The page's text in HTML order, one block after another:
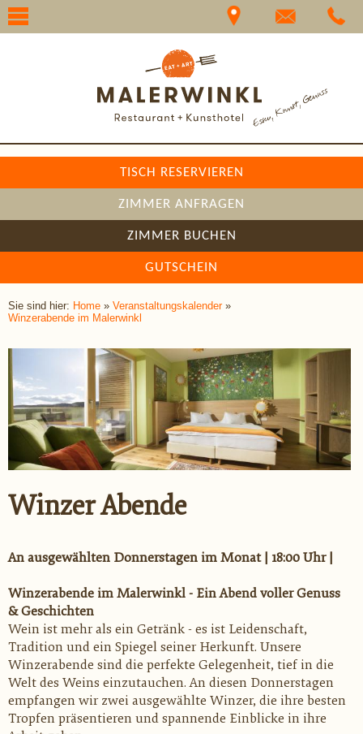
☰
TISCH RESERVIEREN
ZIMMER ANFRAGEN
ZIMMER BUCHEN
GUTSCHEIN
Sie sind hier: Home » Veranstaltungskalender»
Winzerabende im Malerwinkl
Winzer Abende
An ausgewählten Donnerstagen im Monat | 18:00 Uhr |
Winzerabende im Malerwinkl - Ein Abend voller Genuss
& Geschichten
Wein ist mehr als ein Getränk - es ist Leidenschaft,
Tradition und ein Spiegel seiner Herkunft. Unsere
Winzerabende sind die perfekte Gelegenheit, tief in die
Welt des Weins einzutauchen. An diesen Donnerstagen
empfangen wir zwei ausgewählte Winzer, die ihre besten
Tropfen präsentieren und spannende Einblicke in ihre